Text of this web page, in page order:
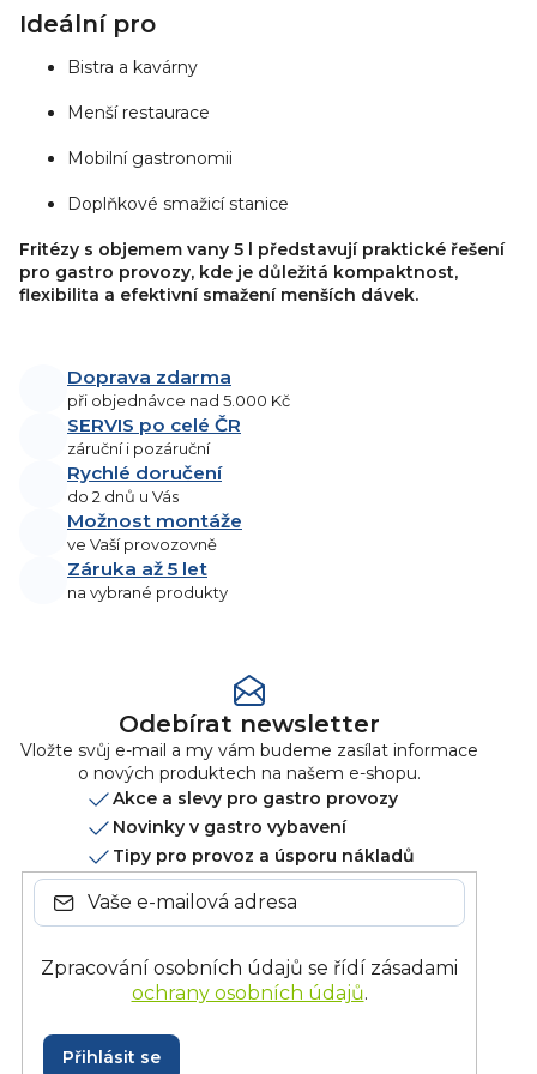
Ideální pro
Bistra a kavárny
Menší restaurace
Mobilní gastronomii
Doplňkové smažicí stanice
Fritézy s objemem vany 5 l představují praktické řešení
pro gastro provozy, kde je důležitá kompaktnost,
flexibilita a efektivní smažení menších dávek.
Doprava zdarma
při objednávce nad 5.000 Kč
SERVIS po celé ČR
záruční i pozáruční
Rychlé doručení
do 2 dnů u Vás
Možnost montáže
ve Vaší provozovně
Záruka až 5 let
na vybrané produkty
Odebírat newsletter
Vložte svůj e-mail a my vám budeme zasílat informace
o nových produktech na našem e-shopu.
Akce a slevy pro gastro provozy
Novinky v gastro vybavení
Tipy pro provoz a úsporu nákladů
Zpracování osobních údajů se řídí zásadami
ochrany osobních údajů.
Přihlásit se